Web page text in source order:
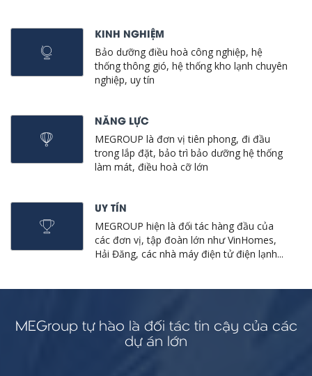
KINH NGHIỆM
Bảo dưỡng điều hoà công nghiệp, hệ
thống thông gió, hệ thống kho lạnh chuyên
nghiệp, uy tín
NĂNG LỰC
MEGROUP là đơn vị tiên phong, đi đầu
trong lắp đặt, bảo trì bảo dưỡng hệ thống
làm mát, điều hoà cỡ lớn
UY TÍN
MEGROUP hiện là đối tác hàng đầu của
các đơn vị, tập đoàn lớn như VinHomes,
Hải Đăng, các nhà máy điện tử điện lạnh...
MEGroup tự hào là đối tác tin cậy của các
dự án lớn